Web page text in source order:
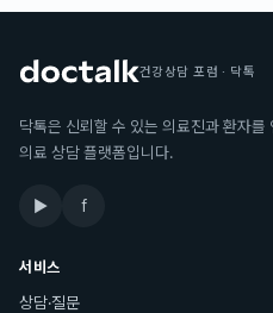
건강상담 포럼 · 닥톡
닥톡은 신뢰할 수 있는 의료진과 환자를
의료 상담 플랫폼입니다.
▶ f
서비스
상담·질문